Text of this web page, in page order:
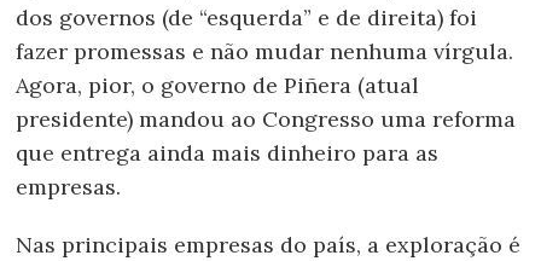
dos governos (de “esquerda” e de direita) foi
fazer promessas e não mudar nenhuma vírgula.
Agora, pior, o governo de Piñera (atual
presidente) mandou ao Congresso uma reforma
que entrega ainda mais dinheiro para as
empresas.
Nas principais empresas do país, a exploração é